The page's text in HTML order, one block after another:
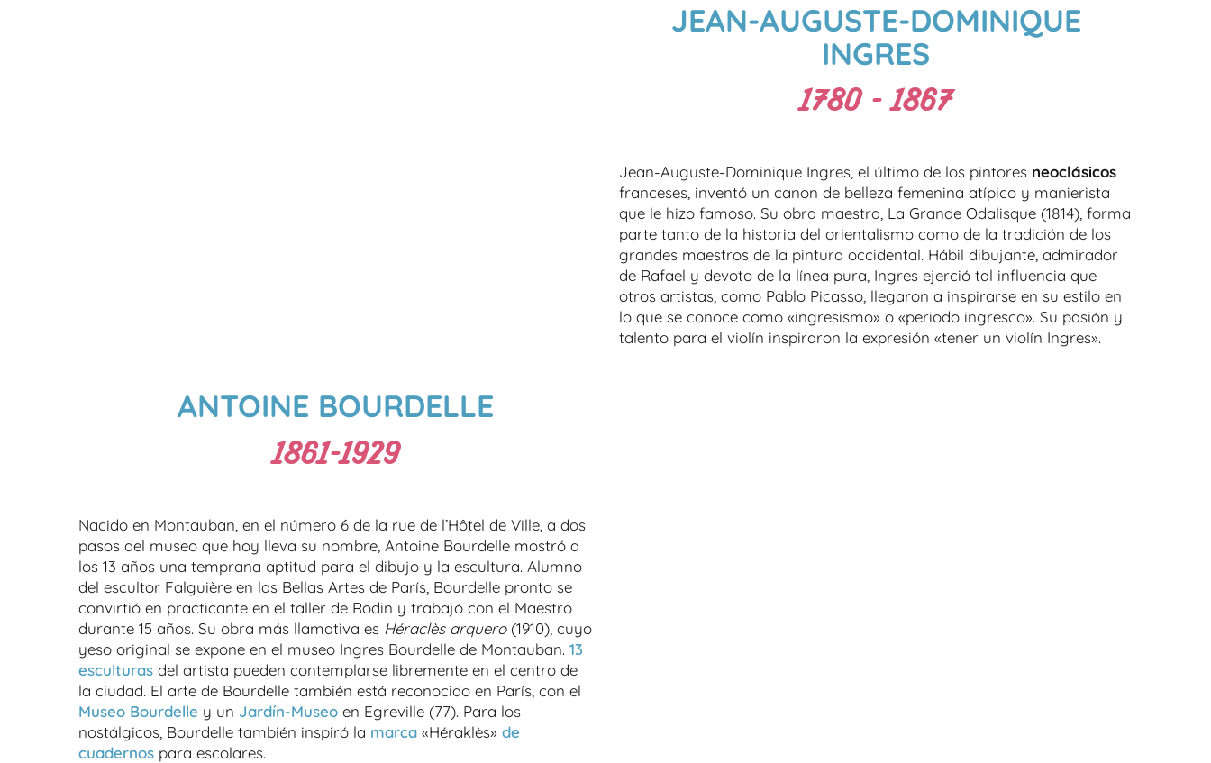
JEAN-AUGUSTE-DOMINIQUE
INGRES
1780 - 1867
Jean-Auguste-Dominique Ingres, el último de los pintores neoclásicos
franceses, inventó un canon de belleza femenina atípico y manierista
que le hizo famoso. Su obra maestra, La Grande Odalisque (1814), forma
parte tanto de la historia del orientalismo como de la tradición de los
grandes maestros de la pintura occidental. Hábil dibujante, admirador
de Rafael y devoto de la línea pura, Ingres ejerció tal influencia que
otros artistas, como Pablo Picasso, llegaron a inspirarse en su estilo en
lo que se conoce como «ingresismo» o «periodo ingresco». Su pasión y
talento para el violín inspiraron la expresión «tener un violín Ingres».
ANTOINE BOURDELLE
1861-1929
Nacido en Montauban, en el número 6 de la rue de l’Hôtel de Ville, a dos
pasos del museo que hoy lleva su nombre, Antoine Bourdelle mostró a
los 13 años una temprana aptitud para el dibujo y la escultura. Alumno
del escultor Falguière en las Bellas Artes de París, Bourdelle pronto se
convirtió en practicante en el taller de Rodin y trabajó con el Maestro
durante 15 años. Su obra más llamativa es Héraclès arquero (1910), cuyo
yeso original se expone en el museo Ingres Bourdelle de Montauban. 13
esculturas del artista pueden contemplarse libremente en el centro de
la ciudad. El arte de Bourdelle también está reconocido en París, con el
Museo Bourdelle y un Jardín-Museo en Egreville (77). Para los
nostálgicos, Bourdelle también inspiró la marca «Héraklès» de
cuadernos para escolares.